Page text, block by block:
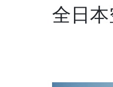
全日